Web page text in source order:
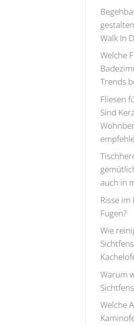
Walk In
Welche
Trends
Fliesen
Sind
auch in
Risse
Fugen?
Wie
Warum
Welche